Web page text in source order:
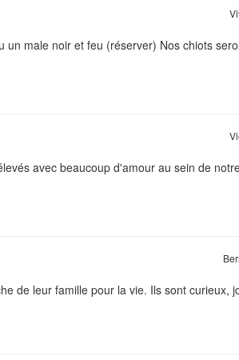
male noir et feu (réserver) Nos chiots
avec beaucoup d'amour au sein de
de leur famille pour la vie. Ils sont curieux,